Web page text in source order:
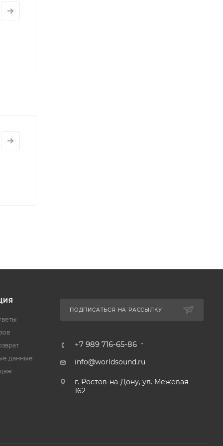
данные
ПОДПИСАТЬСЯ НА РАССЫЛКУ
+7 989 716-65-86
info@worldsound.ru
г. Ростов-на-Дону, ул. Межевая
162